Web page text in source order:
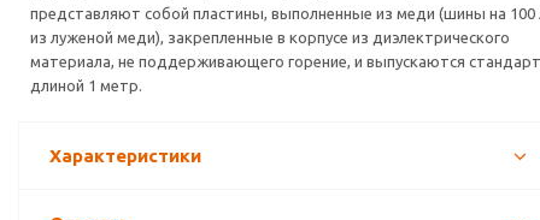
представляют собой пластины, выполненные из меди (шины на 100
из луженой меди), закрепленные в корпусе из диэлектрического
материала, не поддерживающего горение, и выпускаются
длиной 1 метр.
Характеристики